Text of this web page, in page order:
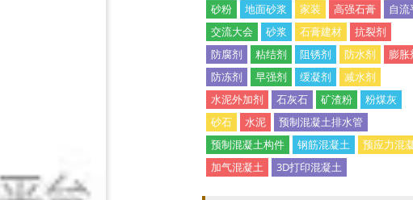
砂粉 地面砂浆 家装 高强石膏
自流
交流大会
砂浆 石膏建材
抗裂剂
防腐剂
粘结剂 阻锈剂 防水剂
膨胀
防冻剂
早强剂 缓凝剂
减水剂
水泥外加剂
石灰石 矿渣粉
粉煤灰
砂石
水泥
预制混凝土排水管
预制混凝土构件
钢筋混凝土
预应力混
加气混凝土
3D打印混凝土